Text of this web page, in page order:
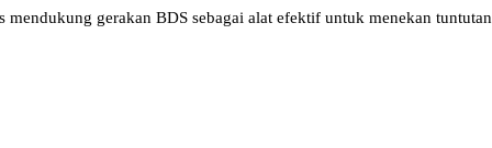
mendukung gerakan BDS sebagai alat efektif untuk menekan